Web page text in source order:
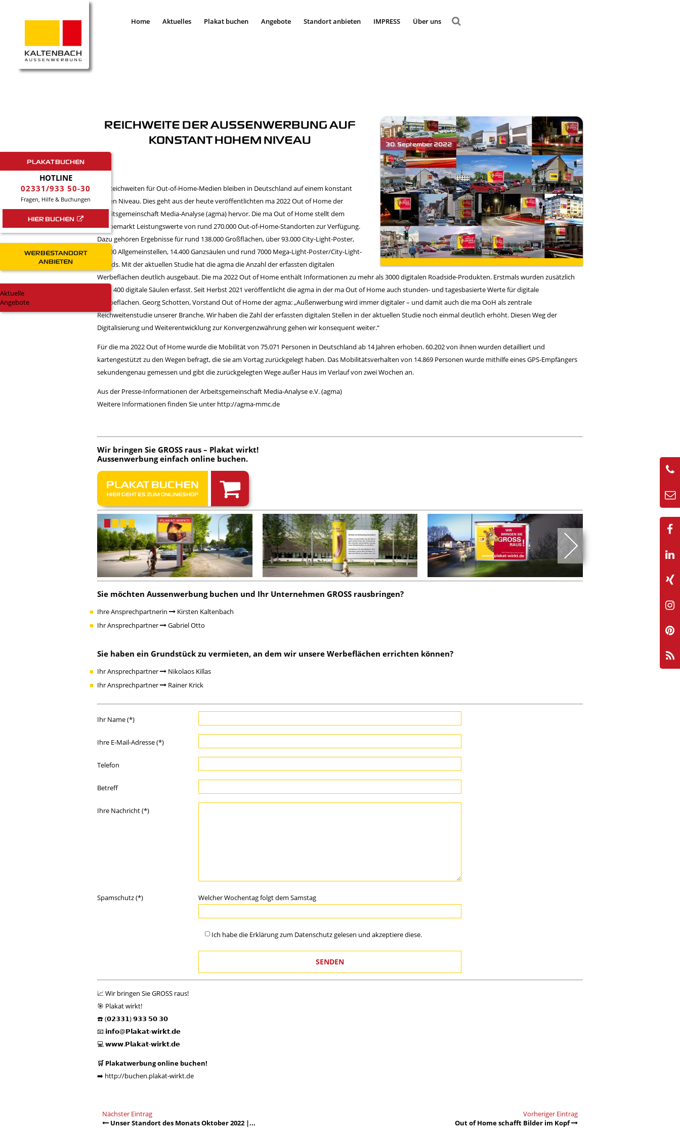
Home Aktuelles Plakat buchen Angebote Standort anbieten IMPRESS Über uns
REICHWEITE DER AUSSENWERBUNG AUF
KONSTANT HOHEM NIVEAU
Die Reichweiten für Out-of-Home-Medien bleiben in Deutschland auf einem konstant
hohen Niveau. Dies geht aus der heute veröffentlichten ma 2022 Out of Home der
Arbeitsgemeinschaft Media-Analyse (agma) hervor. Die ma Out of Home stellt dem
Werbemarkt Leistungswerte von rund 270.000 Out-of-Home-Standorten zur Verfügung.
Dazu gehören Ergebnisse für rund 138.000 Großflächen, über 93.000 City-Light-Poster,
16.300 Allgemeinstellen, 14.400 Ganzsäulen und rund 7000 Mega-Light-Poster/City-Light-
Boards. Mit der aktuellen Studie hat die agma die Anzahl der erfassten digitalen
Werbeflächen deutlich ausgebaut. Die ma 2022 Out of Home enthält Informationen zu mehr als 3000 digitalen Roadside-Produkten. Erstmals wurden zusätzlich
rund 400 digitale Säulen erfasst. Seit Herbst 2021 veröffentlicht die agma in der ma Out of Home auch stunden- und tagesbasierte Werte für digitale
Werbeflächen. Georg Schotten, Vorstand Out of Home der agma: „Außenwerbung wird immer digitaler – und damit auch die ma OoH als zentrale
Reichweitenstudie unserer Branche. Wir haben die Zahl der erfassten digitalen Stellen in der aktuellen Studie noch einmal deutlich erhöht. Diesen Weg der
Digitalisierung und Weiterentwicklung zur Konvergenzwährung gehen wir konsequent weiter.“
Für die ma 2022 Out of Home wurde die Mobilität von 75.071 Personen in Deutschland ab 14 Jahren erhoben. 60.202 von ihnen wurden detailliert und
kartengestützt zu den Wegen befragt, die sie am Vortag zurückgelegt haben. Das Mobilitätsverhalten von 14.869 Personen wurde mithilfe eines GPS-Empfängers
sekundengenau gemessen und gibt die zurückgelegten Wege außer Haus im Verlauf von zwei Wochen an.
Aus der Presse-Informationen der Arbeitsgemeinschaft Media-Analyse e.V. (agma)
Weitere Informationen finden Sie unter http://agma-mmc.de
Wir bringen Sie GROSS raus – Plakat wirkt!
Aussenwerbung einfach online buchen.
PLAKAT BUCHEN
HIER GEHT ES ZUM ONLINESHOP
Sie möchten Aussenwerbung buchen und Ihr Unternehmen GROSS rausbringen?
Ihre Ansprechpartnerin
Kirsten Kaltenbach
Ihr Ansprechpartner
Gabriel Otto
Sie haben ein Grundstück zu vermieten, an dem wir unsere Werbeflächen errichten können?
Ihr Ansprechpartner
Nikolaos Killas
Ihr Ansprechpartner
Rainer Krick
Ihr Name (*)
Ihre E-Mail-Adresse (*)
Telefon
Betreff
Ihre Nachricht (*)
Spamschutz (*) Welcher Wochentag folgt dem Samstag
Ich habe die Erklärung zum Datenschutzgelesen und akzeptiere diese.
📈 Wir bringen Sie GROSS raus!
🎯 Plakat wirkt!
☎️ (𝟬𝟮𝟯𝟯𝟭) 𝟵𝟯𝟯 𝟱𝟬 𝟯𝟬
📧 𝗶𝗻𝗳𝗼@𝗣𝗹𝗮𝗸𝗮𝘁-𝘄𝗶𝗿𝗸𝘁.𝗱𝗲
💻𝘄𝘄𝘄.𝗣𝗹𝗮𝗸𝗮𝘁-𝘄𝗶𝗿𝗸𝘁.𝗱𝗲
🛒 Plakatwerbung online buchen!
➡️ http://buchen.plakat-wirkt.de
Nächster Eintrag
Unser Standort des Monats Oktober 2022 |...
Vorheriger Eintrag
Out of Home schafft Bilder im Kopf
PLAKAT BUCHEN
HOTLINE
02331/933 50-30
Fragen, Hilfe & Buchungen
HIER BUCHEN
WERBESTANDORT
ANBIETEN
Aktuelle
Angebote